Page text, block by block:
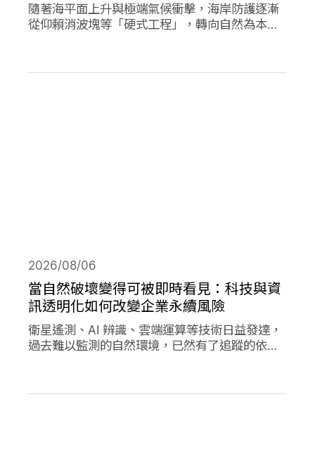
隨著海平面上升與極端氣候衝擊，海岸防護逐漸
從仰賴消波塊等「硬式工程」，轉向自然為本的
成為守護海岸的「天然防線」。
當自然破壞變得可被即時看見：科技與資
訊透明化如何改變企業永續風險
2026/08/06
衛星遙測、AI 辨識、雲端運算等技術日益發達，
過去難以監測的自然環境，已然有了追蹤的依